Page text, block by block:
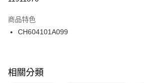
２．訂單成立數日內，您將收到繳費通知簡訊。
３．收到繳費通知簡訊後14天內，點擊此簡訊中
ATM／網路銀行／等多元方式進行付款，方視為交
※ 交易是否成功請以「AFTEE先享後付 」之結帳
是否繳費成功／繳費後需取消欲退款等相關疑問，
付款後門市自取
每筆NT$100，滿NT$1,500(含以上)免運費
商品特色
CH604101A099
相關分類